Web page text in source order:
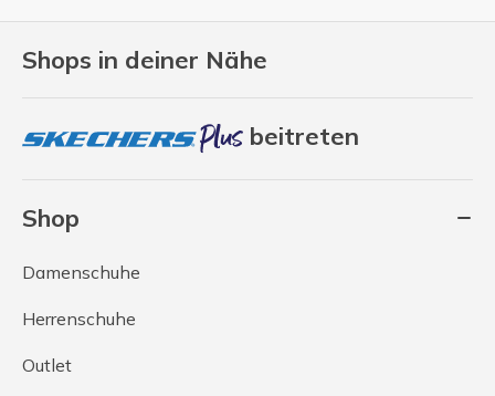
Shops in deiner Nähe
beitreten
Shop
Damenschuhe
Herrenschuhe
Outlet